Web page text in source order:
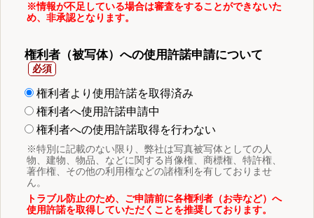
※情報が不足している場合は審査をすることができないた
め、非承認となります。
権利者（被写体）への使用許諾申請について
権利者より使用許諾を取得済み
権利者へ使用許諾申請中
権利者への使用許諾取得を行わない
※特別に記載のない限り、弊社は写真被写体としての人
物、建物、物品、などに関する肖像権、商標権、特許権、
著作権、その他の利用権などの諸権利を有しておりませ
ん。
トラブル防止のため、ご申請前に各権利者（お寺など）へ
使用許諾を取得していただくことを推奨しております。